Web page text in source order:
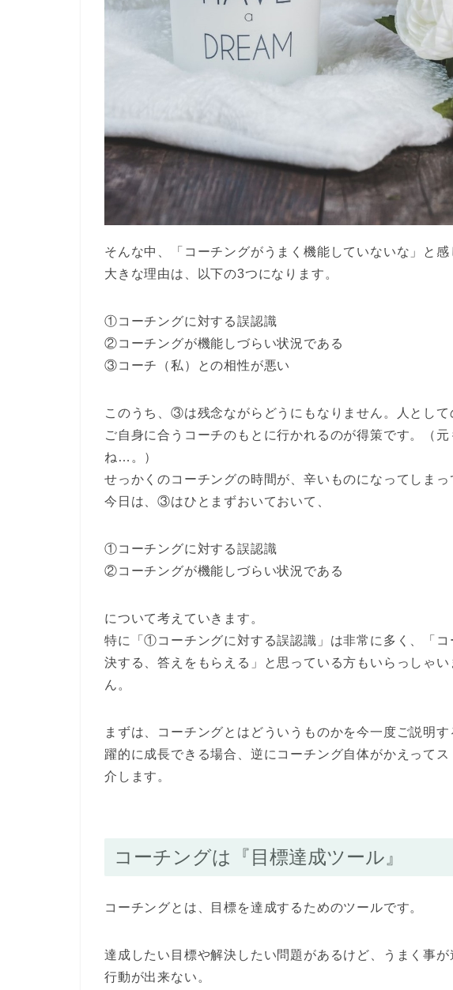
そんな中、「コーチングがうまく機能していないな」と感
大きな理由は、以下の3つになります。
①コーチングに対する誤認識
②コーチングが機能しづらい状況である
③コーチ（私）との相性が悪い
このうち、③は残念ながらどうにもなりません。人として
ご自身に合うコーチのもとに行かれるのが得策です。（
ね…。）
せっかくのコーチングの時間が、辛いものになってしまっ
今日は、③はひとまずおいておいて、
①コーチングに対する誤認識
②コーチングが機能しづらい状況である
について考えていきます。
特に「①コーチングに対する誤認識」は非常に多く、「
決する、答えをもらえる」と思っている方もいらっしゃ
ん。
まずは、コーチングとはどういうものかを今一度ご説明
躍的に成長できる場合、逆にコーチング自体がかえって
介します。
コーチングは『目標達成ツール』
コーチングとは、目標を達成するためのツールです。
達成したい目標や解決したい問題があるけど、うまく事が
行動が出来ない。